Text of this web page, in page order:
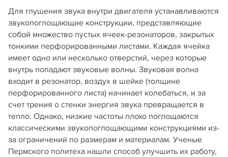
Для глушения звука внутри двигателя устанавливаются
звукопоглощающие конструкции, представляющие
собой множество пустых ячеек-резонаторов, закрытых
тонкими перфорированными листами. Каждая ячейка
имеет одно или несколько отверстий, через которые
внутрь попадают звуковые волны. Звуковая волна
входит в резонатор, воздух в шейке (толщине
перфорированного листа) начинает колебаться, и за
счет трения о стенки энергия звука превращается в
тепло. Однако, низкие частоты плохо поглощаются
классическими звукопоглощающими конструкциями из-
за ограничений по размерам и материалам. Ученые
Пермского политеха нашли способ улучшить их работу,